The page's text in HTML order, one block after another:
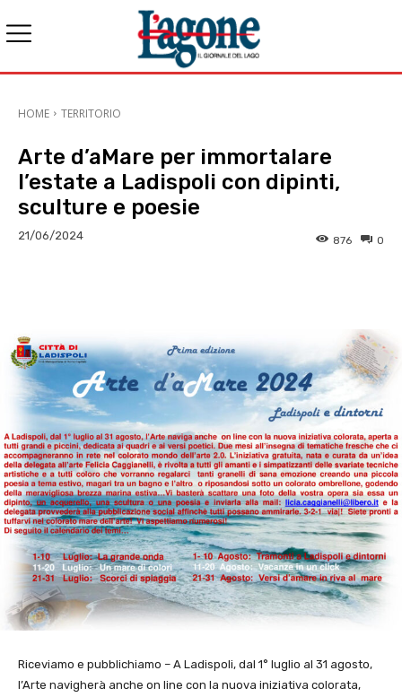
HOME TERRITORIO
Arte d’aMare per immortalare
l’estate a Ladispoli con dipinti,
sculture e poesie
21/06/2024 0
876
Riceviamo e pubblichiamo – A Ladispoli, dal 1° luglio al 31 agosto,
l’Arte navigherà anche on line con la nuova iniziativa colorata,